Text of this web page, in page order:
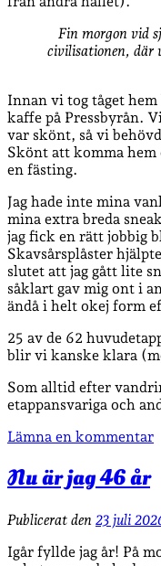
Fin morgon vid
civilisationen, där
Innan vi tog tåget
kaffe på Pressbyrån.
var skönt, så vi
Skönt att komma hem
en fästing.
Jag hade inte mina
mina extra breda
jag fick en rätt jobbig
Skavsårsplåster
slutet att jag gått lite
såklart gav mig ont i
ändå i helt okej form
25 av de 62
blir vi kanske klara
Som alltid efter
etappansvariga och
Lämna en kommentar
Nu är jag 46 år
Publicerat den 23 juli
Igår fyllde jag år! På